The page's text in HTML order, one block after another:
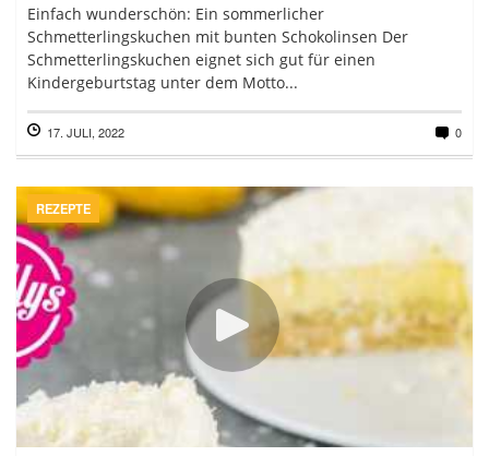
Einfach wunderschön: Ein sommerlicher
Schmetterlingskuchen mit bunten Schokolinsen Der
Schmetterlingskuchen eignet sich gut für einen
Kindergeburtstag unter dem Motto...
17. JULI, 2022 0
REZEPTE